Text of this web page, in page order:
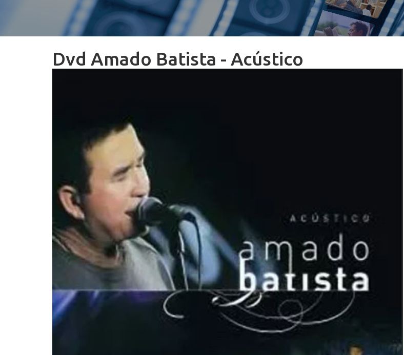
Dvd Amado Batista - Acústico